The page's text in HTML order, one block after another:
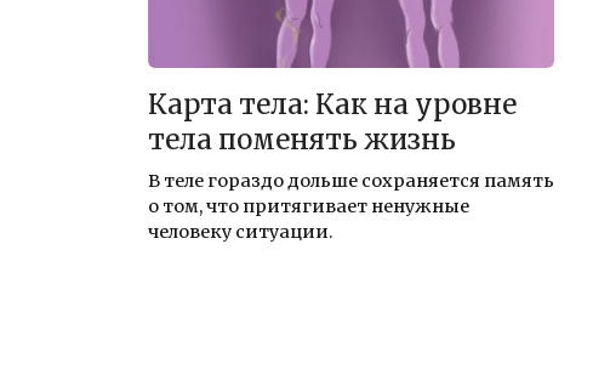
Карта тела: Как на уровне
тела поменять жизнь
В теле гораздо дольше сохраняется память
о том, что притягивает ненужные
человеку ситуации.